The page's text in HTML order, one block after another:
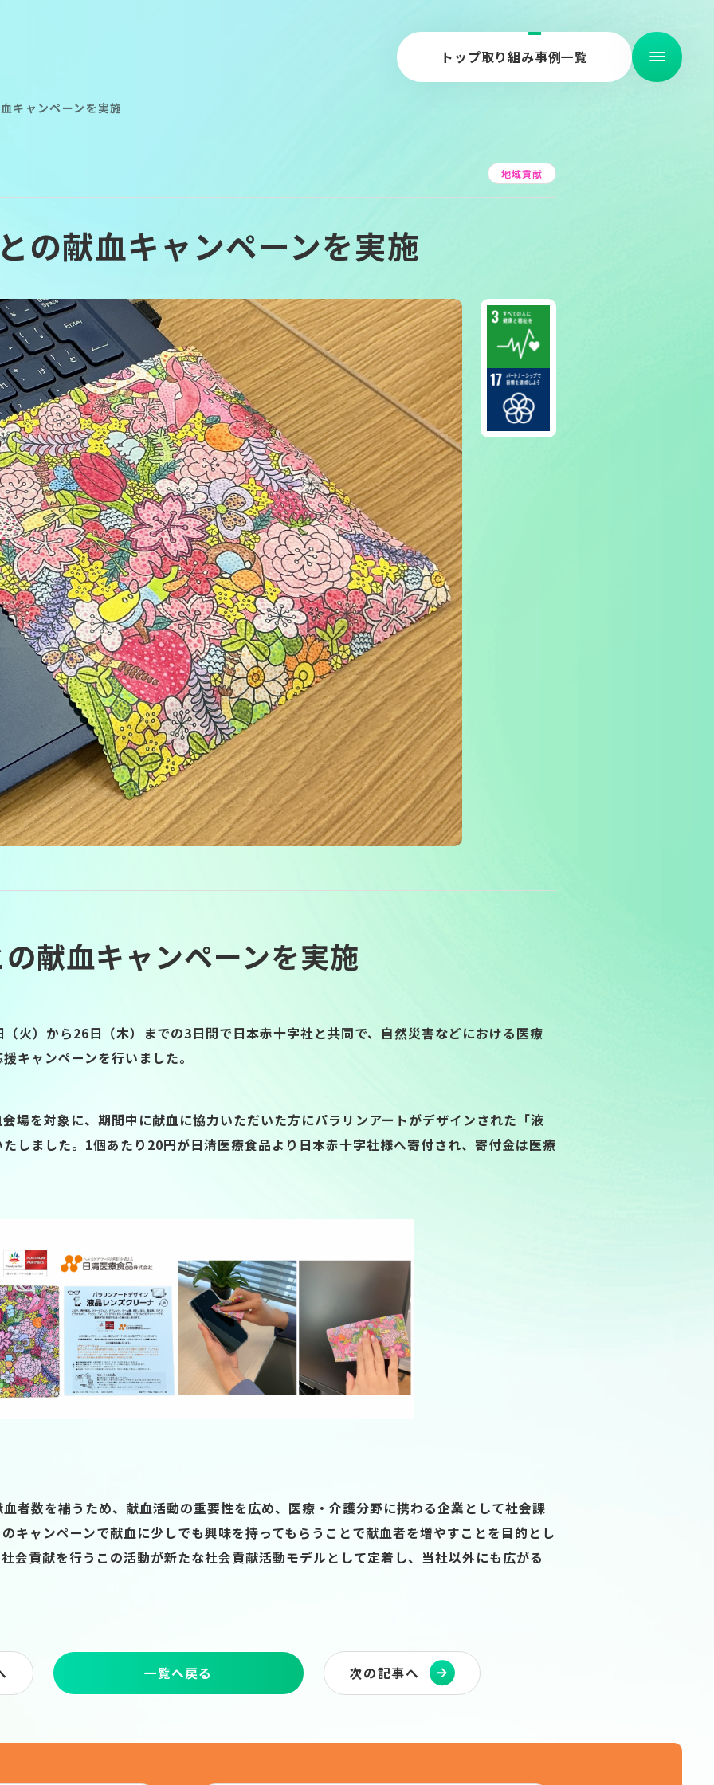
トップ取り組み事例一覧
Sustainability
Sustainability
Movie library
Movie library
Privacy
Privacy
キャンペーンを実施
地域貢献
の献血キャンペーンを実施
献血キャンペーンを実施
火）から26日（木）までの3日間で日本赤十字社と共同で、自然災害などにおける医療
キャンペーンを行いました。
場を対象に、期間中に献血に協力いただいた方にパラリンアートがデザインされた「液
しました。1個あたり20円が日清医療食品より日本赤十字社様へ寄付され、寄付金は医療
者数を補うため、献血活動の重要性を広め、医療・介護分野に携わる企業として社会課
キャンペーンで献血に少しでも興味を持ってもらうことで献血者を増やすことを目的とし
会貢献を行うこの活動が新たな社会貢献活動モデルとして定着し、当社以外にも広がる
一覧へ戻る 次の記事へ